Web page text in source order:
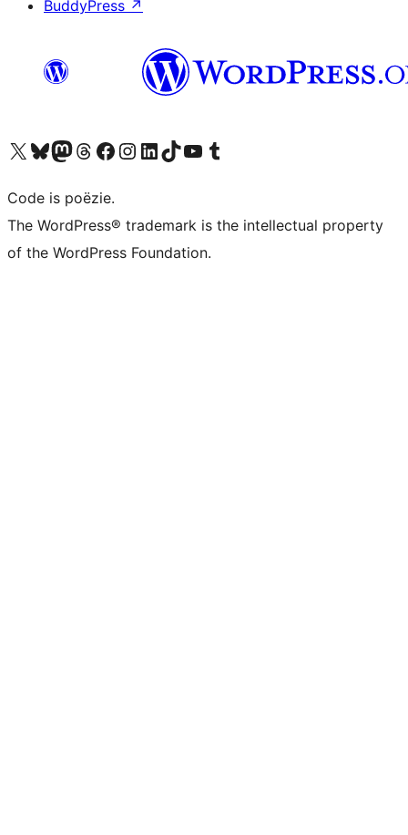
BuddyPress ↗
Bezoek ons X (voorheen Twitter) account
Bezoek ons Bluesky account
Bezoek ons Mastodon account
Bezoek ons Threads account
Onze Facebook pagina bezoeken
Bezoek ons Instagram account
Bezoek ons LinkedIn account
Bezoek ons TikTok account
Bezoek ons YouTube kanaalBezoek ons Tumblr account
Code is poëzie.
The WordPress® trademark is the intellectual property
of the WordPress Foundation.